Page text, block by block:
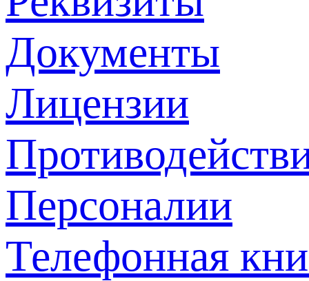
Документы
Лицензии
Персоналии
Телефонная